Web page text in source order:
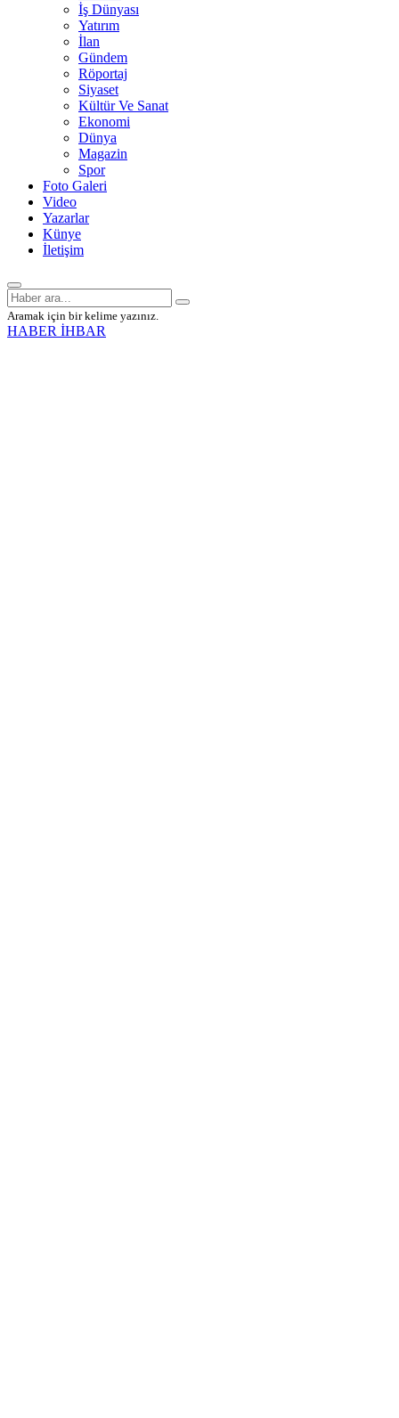
İş Dünyası
Yatırım
İlan
Gündem
Röportaj
Siyaset
Kültür Ve Sanat
Ekonomi
Dünya
Magazin
Spor
Foto Galeri
Video
Yazarlar
Künye
İletişim
Aramak için bir kelime yazınız.
HABER İHBAR